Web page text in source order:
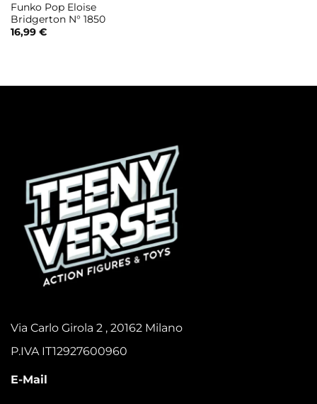
Funko Pop Eloise
Bridgerton N° 1850
16,99 €
Via Carlo Girola 2 , 20162 Milano
P.IVA IT12927600960
E-Mail